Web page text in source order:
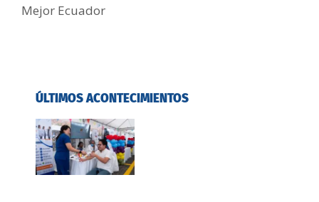
Mejor Ecuador
ÚLTIMOS ACONTECIMIENTOS